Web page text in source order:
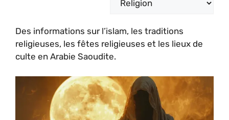
Des informations sur l’islam, les traditions
religieuses, les fêtes religieuses et les lieux de
culte en Arabie Saoudite.